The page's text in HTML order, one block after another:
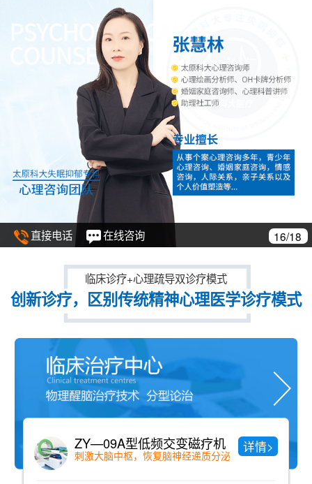
直接电话 在线咨询 17/
临床诊疗+心理疏导双诊疗模式
创新诊疗，区别传统精神心理医学诊疗模式
变磁疗机
神经递质分泌
详情> 中药药浴
纯中药配方、老少咸宜